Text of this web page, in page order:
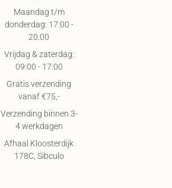
Maandag t/m
donderdag: 17:00 -
20:00
Vrijdag & zaterdag:
09:00 - 17:00
Gratis verzending
vanaf €75,-
Verzending binnen 3-
4 werkdagen
Afhaal Kloosterdijk
178C, Sibculo